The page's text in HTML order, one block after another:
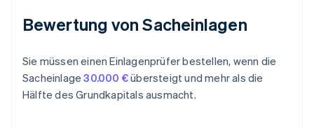
Bewertung von Sacheinlagen
Sie müssen einen Einlagenprüfer bestellen, wenn die
Sacheinlage30.000 €übersteigt und mehr als die
Hälfte des Grundkapitals ausmacht.